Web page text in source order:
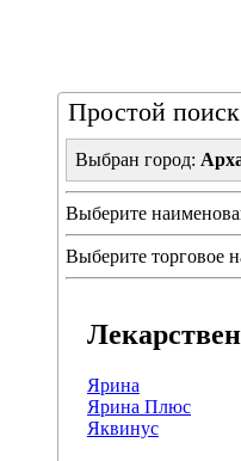
Простой
Выбран город:
Выберите
Выберите торговое
Ярина
Ярина Плюс
Яквинус